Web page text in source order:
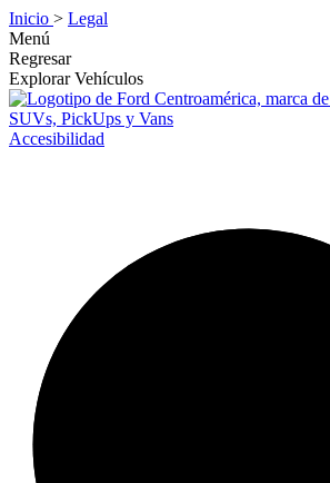
Inicio > Legal
Menú
Regresar
Explorar Vehículos
Accesibilidad